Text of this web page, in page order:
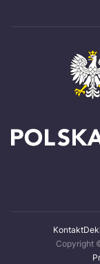
Kontakt
Copyright